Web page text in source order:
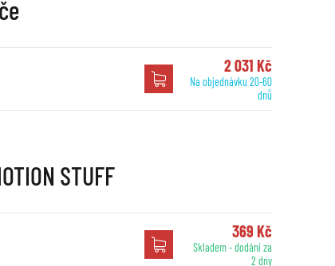
2 031 Kč
Na objednávku 20-60
dnů
STUFF
369 Kč
Skladem - dodání za
2 dny